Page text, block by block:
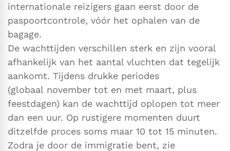
internationale reizigers gaan eerst door de
paspoortcontrole, vóór het ophalen van de
bagage.
De wachttijden verschillen sterk en zijn vooral
afhankelijk van het aantal vluchten dat tegelijk
aankomt. Tijdens drukke periodes
(globaal november tot en met maart, plus
feestdagen) kan de wachttijd oplopen tot meer
dan een uur. Op rustigere momenten duurt
ditzelfde proces soms maar 10 tot 15 minuten.
Zodra je door de immigratie bent, zie